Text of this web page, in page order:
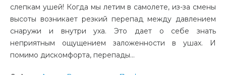
слепкам ушей! Когда мы летим в самолете, из-за смены
высоты возникает резкий перепад между давлением
снаружи и внутри уха. Это дает о себе знать
неприятным ощущением заложенности в ушах. И
помимо дискомфорта, перепады...